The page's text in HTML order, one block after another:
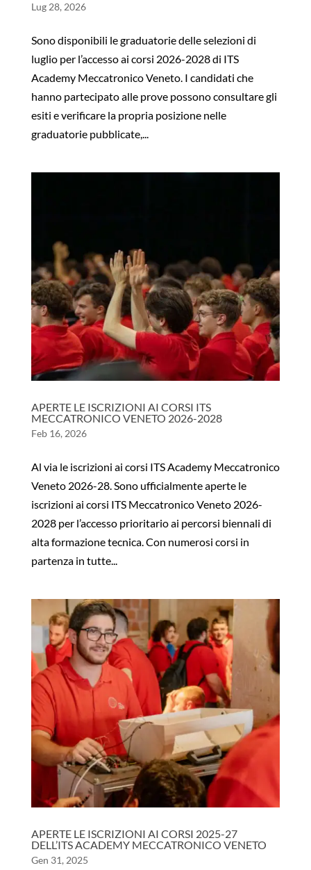
Lug 28, 2026
​Sono disponibili le graduatorie delle selezioni di
luglio per l’accesso ai corsi 2026-2028 di ITS
Academy Meccatronico Veneto. I candidati che
hanno partecipato alle prove possono consultare gli
esiti e verificare la propria posizione nelle
graduatorie pubblicate,...
APERTE LE ISCRIZIONI AI CORSI ITS
MECCATRONICO VENETO 2026-2028
Feb 16, 2026
Al via le iscrizioni ai corsi ITS Academy Meccatronico
Veneto 2026-28. Sono ufficialmente aperte le
iscrizioni ai corsi ITS Meccatronico Veneto 2026-
2028 per l’accesso prioritario ai percorsi biennali di
alta formazione tecnica. Con numerosi corsi in
partenza in tutte...
APERTE LE ISCRIZIONI AI CORSI 2025-27
DELL’ITS ACADEMY MECCATRONICO VENETO
Gen 31, 2025